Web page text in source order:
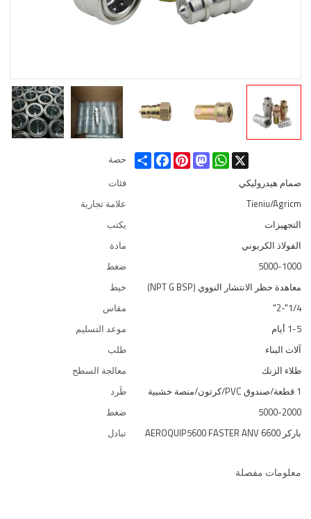
حصة Share
FacebookPinterest
MastodonWhatsApp
X
فئات
صمام هيدروليكي
علامة تجارية
Tieniu/Agricm
يكتب
التجهيزات
مادة
الفولاذ الكربوني
ضغط
5000-1000
خيط
معاهدة حظر الانتشار النووي (NPT G BSP)
مقاس
1/4"-2"
موعد التسليم
1-5 أيام
طلب
آلات البناء
معالجة السطح
طلاء الزنك
طَرد
1 قطعة/صندوق PVC/كرتون/منصة خشبية
ضغط
5000-2000
تبادل
باركر 6600 AEROQUIP5600 FASTER ANV
معلومات مفصلة